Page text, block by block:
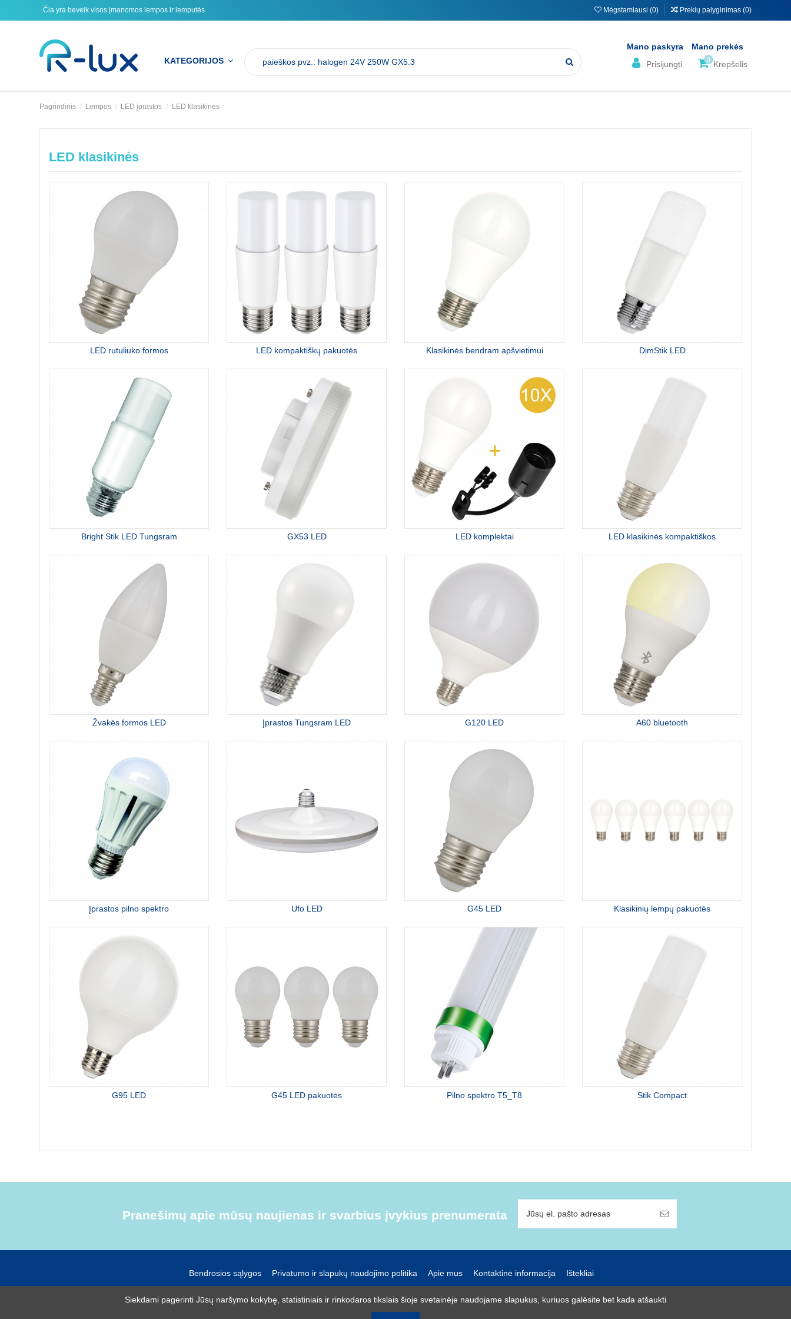
Čia yra beveik visos įmanomos lempos ir lemputės Mėgstamiausi (0) Prekių palyginimas (0)
KATEGORIJOS
Mano paskyra
Prisijungti
Mano prekės
0Krepšelis
Pagrindinis Lempos LED įprastos LED klasikinės
LED klasikinės
LED rutuliuko formos LED kompaktiškų pakuotės Klasikinės bendram apšvietimui DimStik LED
Bright Stik LED Tungsram GX53 LED LED komplektai LED klasikinės kompaktiškos
Žvakės formos LED Įprastos Tungsram LED G120 LED A60 bluetooth
Įprastos pilno spektro Ufo LED G45 LED Klasikinių lempų pakuotės
G95 LED G45 LED pakuotės Pilno spektro T5_T8 Stik Compact
Pranešimų apie mūsų naujienas ir svarbius įvykius prenumerata
Bendrosios sąlygos Privatumo ir slapukų naudojimo politika Apie mus Kontaktinė informacija Ištekliai
UAB R-lux Kaunas +370 614 99399 info@r-lux.lt
Siekdami pagerinti Jūsų naršymo kokybę, statistiniais ir rinkodaros tikslais šioje svetainėje naudojame slapukus, kuriuos galėsite bet kada atšaukti